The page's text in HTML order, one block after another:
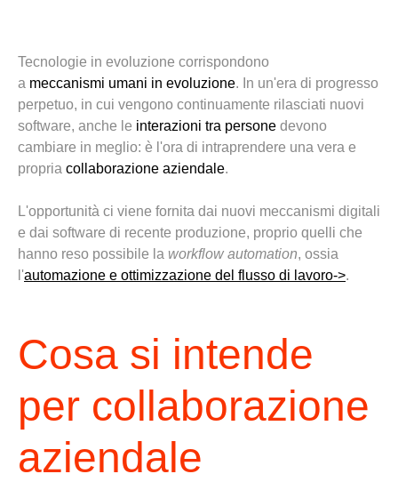
Tecnologie in evoluzione corrispondono
a meccanismi umani in evoluzione. In un'era di progresso
perpetuo, in cui vengono continuamente rilasciati nuovi
software, anche le interazioni tra persone devono
cambiare in meglio: è l'ora di intraprendere una vera e
propria collaborazione aziendale.
L'opportunità ci viene fornita dai nuovi meccanismi digitali
e dai software di recente produzione, proprio quelli che
hanno reso possibile la workflow automation, ossia
l'automazione e ottimizzazione del flusso di lavoro->.
Cosa si intende
per collaborazione
aziendale